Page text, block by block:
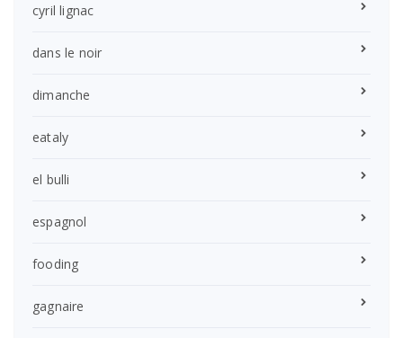
cyril lignac
dans le noir
dimanche
eataly
el bulli
espagnol
fooding
gagnaire